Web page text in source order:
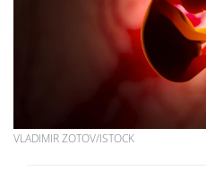
VLADIMIR ZOTOV/ISTOCK